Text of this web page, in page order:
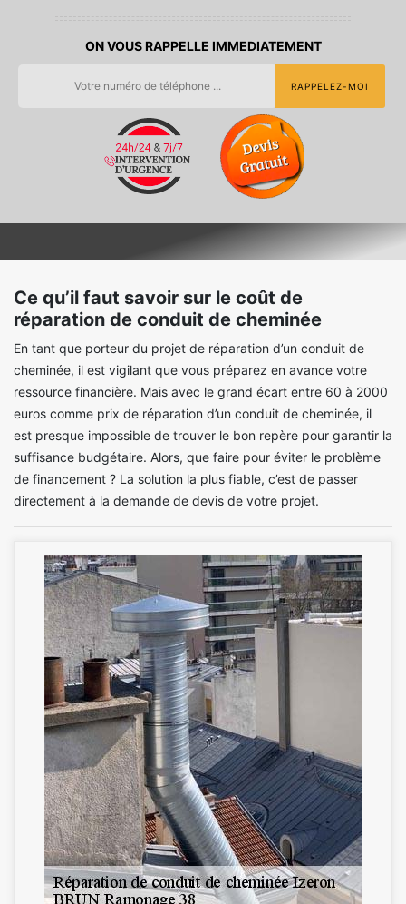
ON VOUS RAPPELLE IMMEDIATEMENT
Ce qu’il faut savoir sur le coût de
réparation de conduit de cheminée
En tant que porteur du projet de réparation d’un conduit de
cheminée, il est vigilant que vous préparez en avance votre
ressource financière. Mais avec le grand écart entre 60 à 2000
euros comme prix de réparation d’un conduit de cheminée, il
est presque impossible de trouver le bon repère pour garantir la
suffisance budgétaire. Alors, que faire pour éviter le problème
de financement ? La solution la plus fiable, c’est de passer
directement à la demande de devis de votre projet.